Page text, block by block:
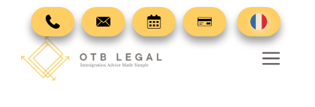
Passer
contenu